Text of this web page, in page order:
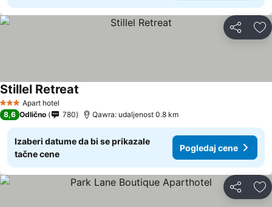
Deli
3 ZvezdiceApart hotel
Stillel Retreat
8,6 Odlično 780 Qawra: udaljenost 0.8 km
Izaberi datume da bi se prikazale
tačne cene
Pogledaj cene
Deli